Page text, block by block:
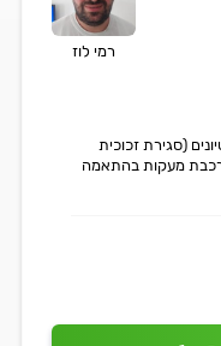
רמי לוז
(סגירת זכוכית
מעקות בהתאמה